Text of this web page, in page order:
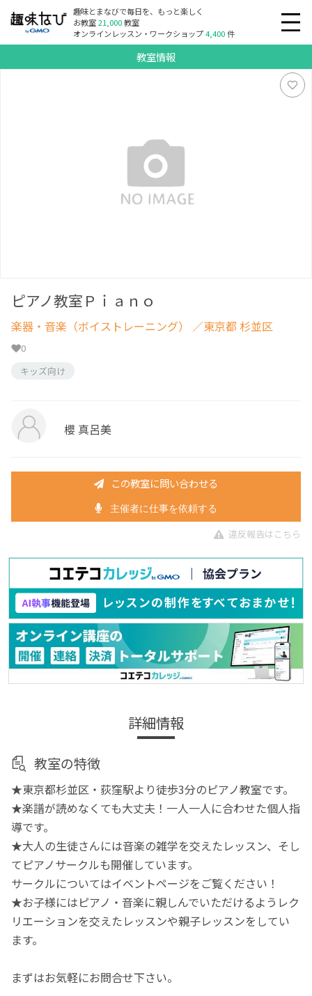
趣味とまなびで毎日を、もっと楽しく
お教室21,000教室
オンラインレッスン・ワークショップ4,400件
教室情報
ピアノ教室Ｐｉａｎｏ
楽器・音楽（ボイストレーニング） ／東京都 杉並区
0
キッズ向け
櫻 真呂美
この教室に問い合わせる
主催者に仕事を依頼する
違反報告はこちら
詳細情報
教室の特徴
★東京都杉並区・荻窪駅より徒歩3分のピアノ教室です。
★楽譜が読めなくても大丈夫！一人一人に合わせた個人指
導です。
★大人の生徒さんには音楽の雑学を交えたレッスン、そし
てピアノサークルも開催しています。
サークルについてはイベントページをご覧ください！
★お子様にはピアノ・音楽に親しんでいただけるようレク
リエーションを交えたレッスンや親子レッスンをしてい
ます。
まずはお気軽にお問合せ下さい。